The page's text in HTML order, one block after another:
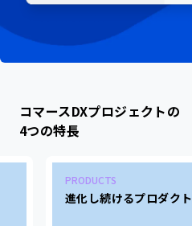
コマースDXプロジェクトの
4つの特長
PRODUCTS
進化し続けるプロダクト